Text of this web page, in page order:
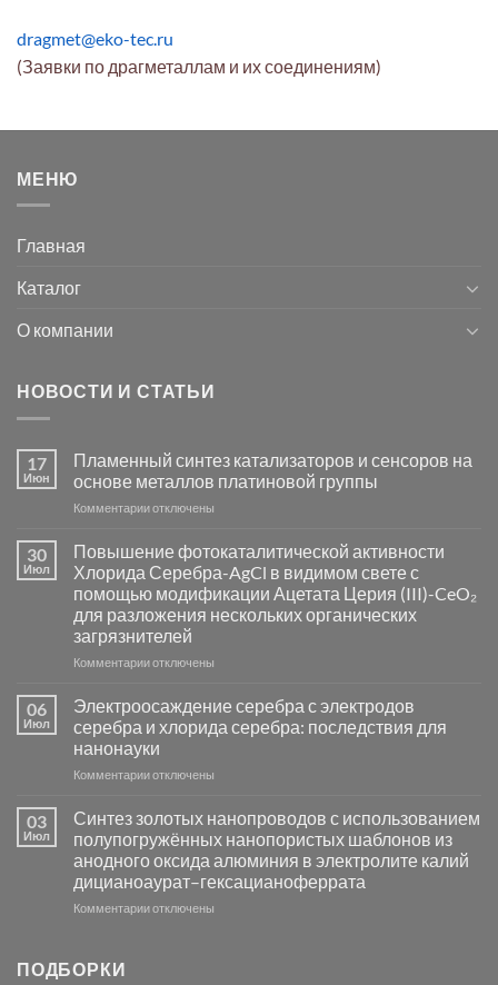
dragmet@eko-tec.ru
(Заявки по драгметаллам и их соединениям)
МЕНЮ
Главная
Каталог
О компании
НОВОСТИ И СТАТЬИ
17
Июн
Пламенный синтез катализаторов и сенсоров на
основе металлов платиновой группы
Комментариик
Пламенный
синтез
катализаторов
и
сенсоров
на
основе
группы
отключены
30
Июл
Повышение фотокаталитической активности
Хлорида Серебра-AgCl в видимом свете с
помощью модификации Ацетата Церия (III)-CeO₂
для разложения нескольких органических
загрязнителей
Комментариик
фотокаталитической
активности
Хлорида
Серебра-
в
видимом
свете
с
помощью
модификации
отключены
06
Июл
Электроосаждение серебра с электродов
серебра и хлорида серебра: последствия для
нанонауки
Комментариик
серебра
с
электродов
серебра
и
отключены
03
Июл
Синтез золотых нанопроводов с использованием
полупогружённых нанопористых шаблонов из
анодного оксида алюминия в электролите калий
дицианоаурат–гексацианоферрата
Комментариикотключены
ПОДБОРКИ